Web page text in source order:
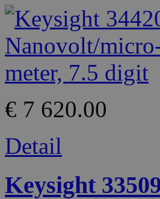
€ 7 620.00
Detail
Keysight